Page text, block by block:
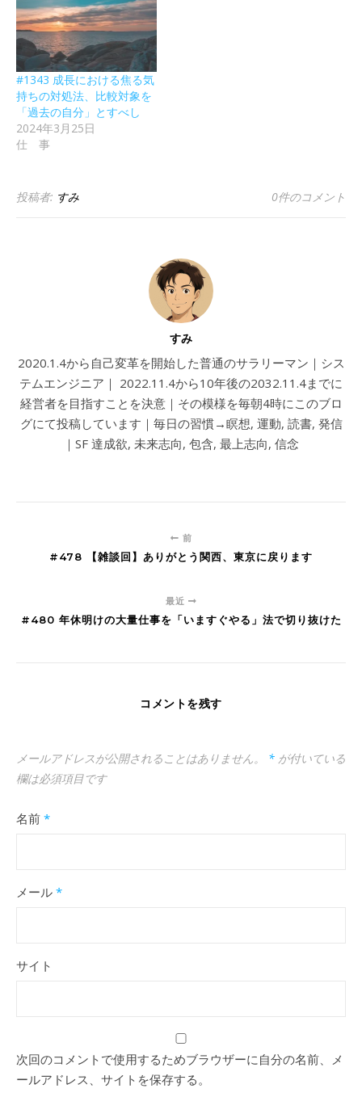
#1343 成長における焦る気
持ちの対処法、比較対象を
「過去の自分」とすべし
2024年3月25日
仕 事
投稿者: すみ 0件のコメント
すみ
2020.1.4から自己変革を開始した普通のサラリーマン｜シス
テムエンジニア｜ 2022.11.4から10年後の2032.11.4までに
経営者を目指すことを決意｜その模様を毎朝4時にこのブロ
グにて投稿しています｜毎日の習慣→瞑想, 運動, 読書, 発信
｜SF 達成欲, 未来志向, 包含, 最上志向, 信念
前
#478 【雑談回】ありがとう関西、東京に戻ります
最近
#480 年休明けの大量仕事を「いますぐやる」法で切り抜けた
コメントを残す
メールアドレスが公開されることはありません。 * が付いている
欄は必須項目です
名前 *
メール *
サイト
次回のコメントで使用するためブラウザーに自分の名前、メ
ールアドレス、サイトを保存する。